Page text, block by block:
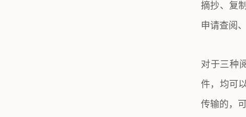
摘抄、复
申请查阅
对于三种
件，均可
传输的，